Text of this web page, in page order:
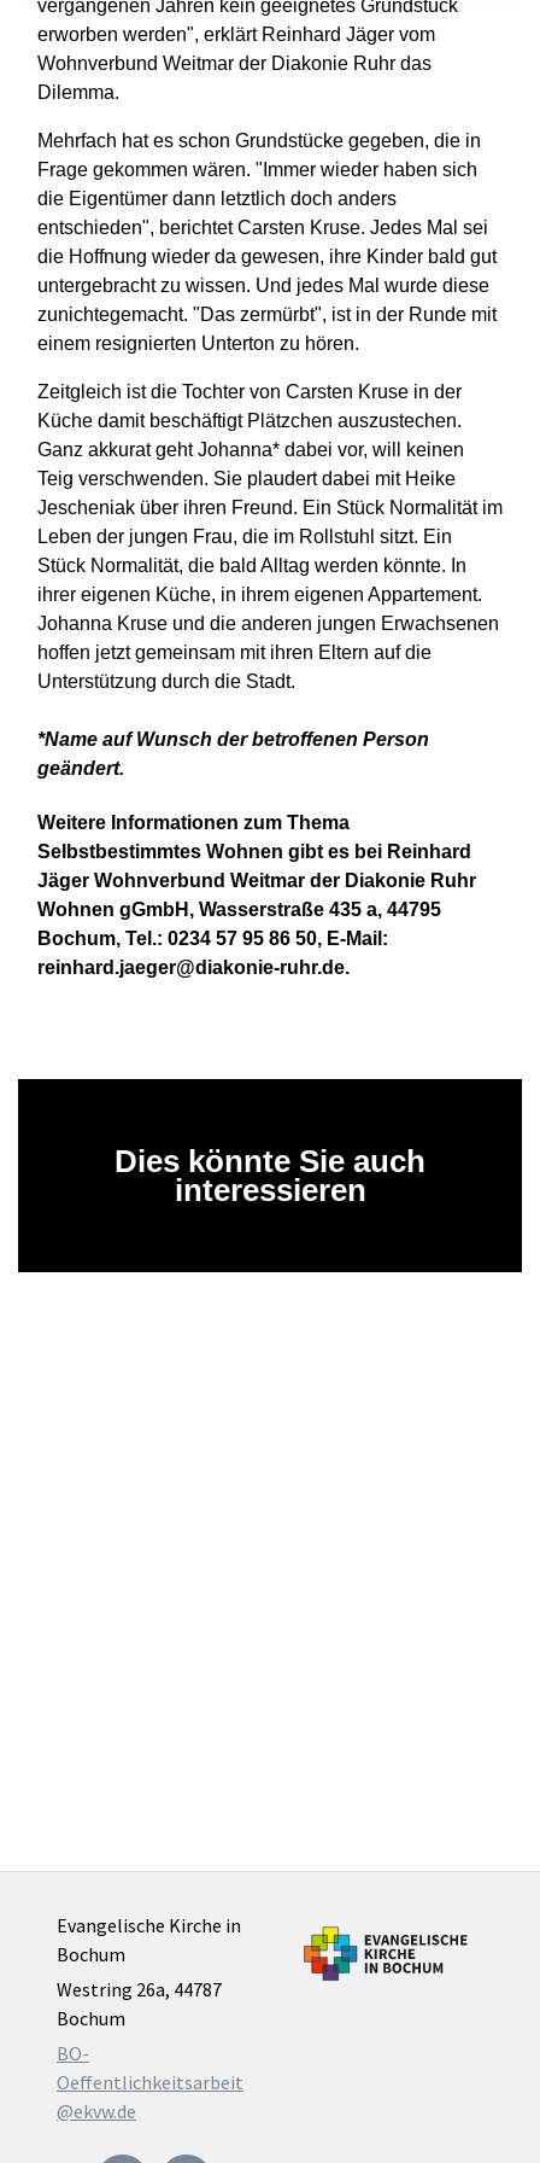
vergangenen Jahren kein geeignetes Grundstück
erworben werden", erklärt Reinhard Jäger vom
Wohnverbund Weitmar der Diakonie Ruhr das
Dilemma.
Mehrfach hat es schon Grundstücke gegeben, die in
Frage gekommen wären. "Immer wieder haben sich
die Eigentümer dann letztlich doch anders
entschieden", berichtet Carsten Kruse. Jedes Mal sei
die Hoffnung wieder da gewesen, ihre Kinder bald gut
untergebracht zu wissen. Und jedes Mal wurde diese
zunichtegemacht. "Das zermürbt", ist in der Runde mit
einem resignierten Unterton zu hören.
Zeitgleich ist die Tochter von Carsten Kruse in der
Küche damit beschäftigt Plätzchen auszustechen.
Ganz akkurat geht Johanna* dabei vor, will keinen
Teig verschwenden. Sie plaudert dabei mit Heike
Jescheniak über ihren Freund. Ein Stück Normalität im
Leben der jungen Frau, die im Rollstuhl sitzt. Ein
Stück Normalität, die bald Alltag werden könnte. In
ihrer eigenen Küche, in ihrem eigenen Appartement.
Johanna Kruse und die anderen jungen Erwachsenen
hoffen jetzt gemeinsam mit ihren Eltern auf die
Unterstützung durch die Stadt.
*Name auf Wunsch der betroffenen Person
geändert.
Weitere Informationen zum Thema
Selbstbestimmtes Wohnen gibt es bei Reinhard
Jäger Wohnverbund Weitmar der Diakonie Ruhr
Wohnen gGmbH, Wasserstraße 435 a, 44795
Bochum, Tel.: 0234 57 95 86 50, E-Mail:
reinhard.jaeger@diakonie-ruhr.de.
Dies könnte Sie auch
interessieren
Evangelische Kirche in
Bochum
Westring 26a, 44787
Bochum
BO-
Oeffentlichkeitsarbeit
@ekvw.de